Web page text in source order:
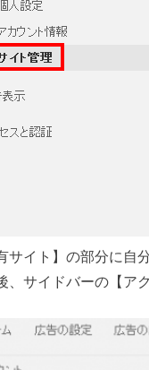
サイト】の部分に自
、サイドバーの【ア